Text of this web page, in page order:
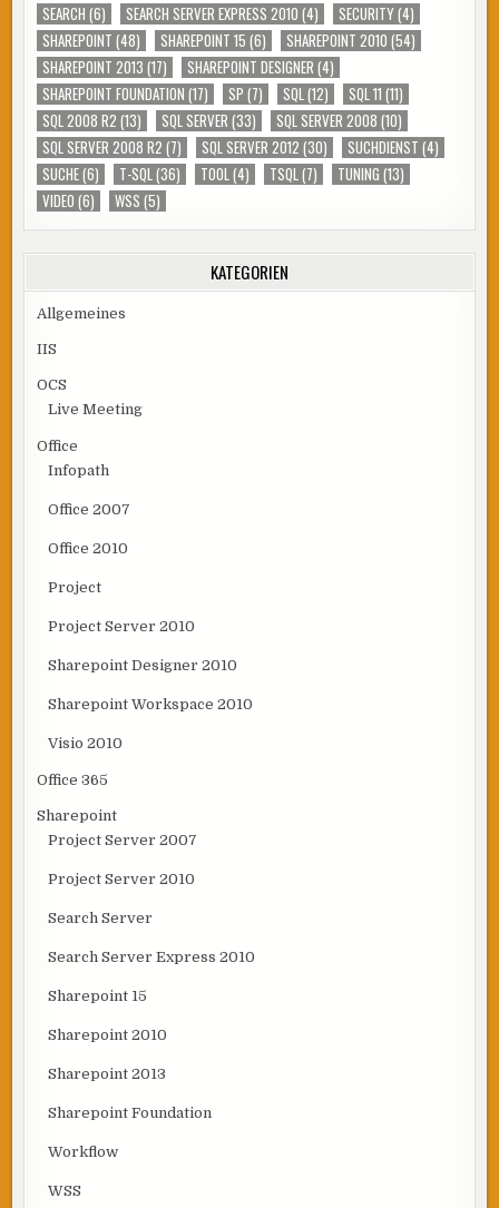
SEARCH (6) SEARCH SERVER EXPRESS 2010 (4) SECURITY(4)
SHAREPOINT (48) SHAREPOINT 15 (6) SHAREPOINT 2010 (54)
SHAREPOINT 2013 (17) SHAREPOINT DESIGNER (4)
SHAREPOINT FOUNDATION (17) SP (7) SQL (12) SQL 11 (11)
SQL 2008 R2 (13) SQL SERVER (33) SQL SERVER 2008 (10)
SQL SERVER 2008 R2 (7) SQL SERVER 2012 (30) SUCHDIENST (4)
SUCHE(6) T-SQL (36) TOOL (4) TSQL (7) TUNING (13)
VIDEO (6) WSS (5)
KATEGORIEN
Allgemeines
IIS
OCS
Live Meeting
Office
Infopath
Office 2007
Office 2010
Project
Project Server 2010
Sharepoint Designer 2010
Sharepoint Workspace 2010
Visio 2010
Office 365
Sharepoint
Project Server 2007
Project Server 2010
Search Server
Search Server Express 2010
Sharepoint 15
Sharepoint 2010
Sharepoint 2013
Sharepoint Foundation
Workflow
WSS